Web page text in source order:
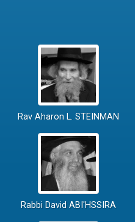
Rav Aharon L. STEINMAN
Rabbi David ABI'HSSIRA